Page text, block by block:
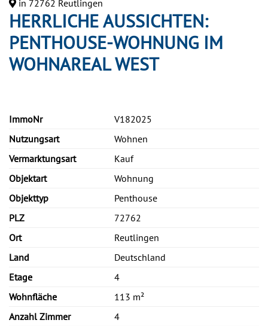
in 72762 Reutlingen
HERRLICHE AUSSICHTEN:
PENTHOUSE-WOHNUNG IM
WOHNAREAL WEST
ImmoNr
V182025
Nutzungsart
Wohnen
Vermarktungsart
Kauf
Objektart
Wohnung
Objekttyp
Penthouse
PLZ
72762
Ort
Reutlingen
Land
Deutschland
Etage
4
Wohnfläche
113 m²
Anzahl Zimmer
4